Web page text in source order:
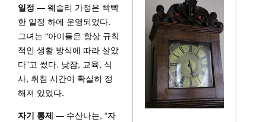
일정 — 웨슬리 가정은 빡빡
한 일정 하에 운영되었다.
그녀는 “아이들은 항상 규칙
적인 생활 방식에 따라 살았
다”고 썼다. 낮잠, 교육, 식
사, 취침 시간이 확실히 정
해져 있었다.
자기 통제 — 수산나는, “자